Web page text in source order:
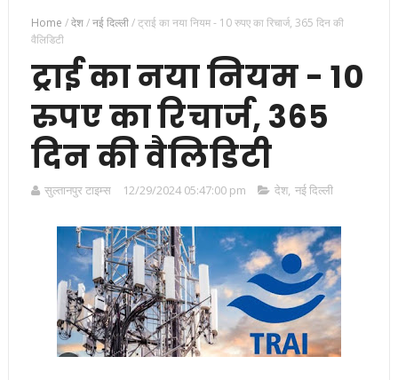
Home /देश/नई दिल्ली/ट्राई का नया नियम - 10 रुपए का रिचार्ज, 365 दिन की
वैलिडिटी
ट्राई का नया नियम - 10
रुपए का रिचार्ज, 365
दिन की वैलिडिटी
सुल्तानपुर टाइम्स 12/29/2024 05:47:00 pm देश, नई दिल्ली